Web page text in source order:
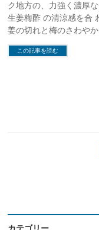
ク地方の、力強く濃厚
生姜梅酢 の清涼感を合
姜の切れと梅のさわや
この記事を読む